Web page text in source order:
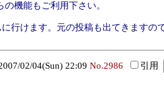
機能もご利用下さい。
けます。元の投稿も出てきますの
02/04(Sun) 22:09 No.2986 引用